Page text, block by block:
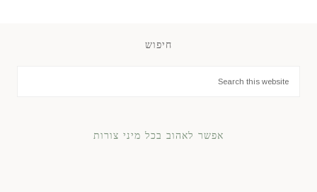
חיפוש
אפשר לאהוב בכל מיני צורות